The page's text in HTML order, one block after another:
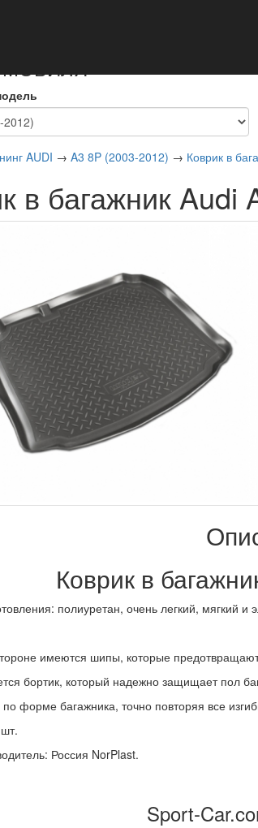
AUDI → A3 8P (2003-2012) → Коврик в
в багажник Audi
Коврик в
полиуретан, очень легкий, мягкий и
имеются шипы, которые
бортик, который надежно защищает пол
форме багажника, точно повторяя все
Россия NorPlast.
Sport-